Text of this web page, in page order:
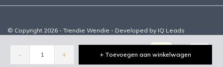
- + + Toevoegen aan winkelwagen
© Copyright 2026 - Trendie Wendie - Developed by IQ Leads